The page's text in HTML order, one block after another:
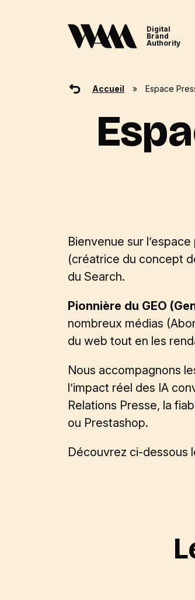
Digital
Brand
Authority
Accueil » Espace
Bienvenue sur
(créatrice du concept
du Search.
Pionnière du GEO
nombreux médias
du web tout en les
Nous accompagnons
l’impact réel des IA
Relations Presse, la
ou Prestashop.
Découvrez ci-dessous